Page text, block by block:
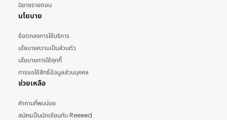
นิยายรายตอน
นโยบาย
ข้อตกลงการใช้บริการ
นโยบายความเป็นส่วนตัว
นโยบายการใช้คุกกี้
การขอใช้สิทธิ์ข้อมูลส่วนบุคคล
ช่วยเหลือ
คำถามที่พบบ่อย
สมัครเป็นนักเขียนกับ Reeeed